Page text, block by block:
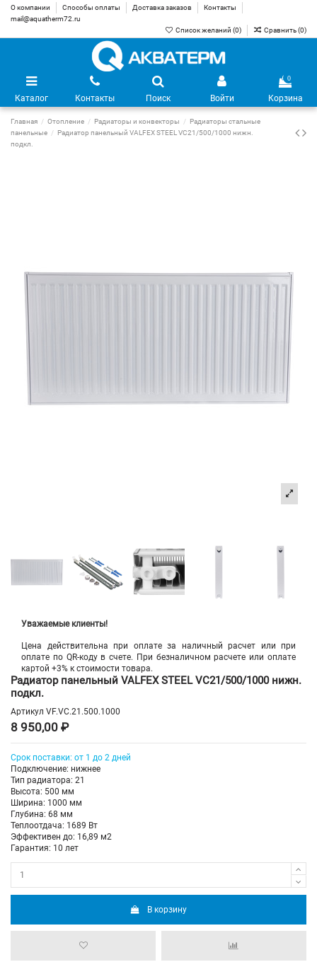
О компании Способы оплаты Доставка заказов
Контакты
mail@aquatherm72.ru
Список желаний (0) Сравнить (0)
Каталог Контакты Поиск Войти
0
Корзина
Главная Отопление Радиаторы и конвекторы
Радиаторы стальные
панельные
Радиатор панельный VALFEX STEEL VC21/500/1000 нижн.
подкл.
Уважаемые клиенты!
Цена действительна при оплате за наличный расчет или при
оплате по QR-коду в счете. При безналичном расчете или оплате
картой +3% к стоимости товара.
Радиатор панельный VALFEX STEEL VC21/500/1000 нижн.
подкл.
Артикул VF.VC.21.500.1000
8 950,00 ₽
Срок поставки: от 1 до 2 дней
Подключение: нижнее
Тип радиатора: 21
Высота: 500 мм
Ширина: 1000 мм
Глубина: 68 мм
Теплоотдача: 1689 Вт
Эффективен до: 16,89 м2
Гарантия: 10 лет
В корзину